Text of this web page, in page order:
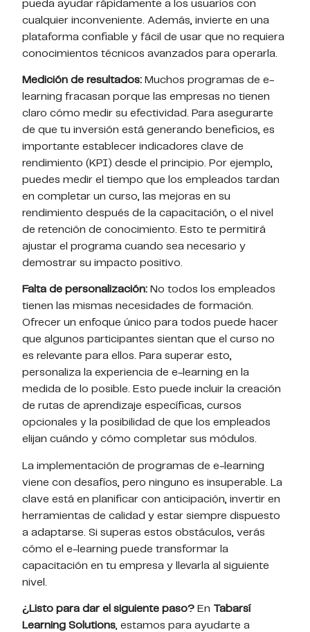
pueda ayudar rápidamente a los usuarios con
cualquier inconveniente. Además, invierte en una
plataforma confiable y fácil de usar que no requiera
conocimientos técnicos avanzados para operarla.
Medición de resultados: Muchos programas de e-
learning fracasan porque las empresas no tienen
claro cómo medir su efectividad. Para asegurarte
de que tu inversión está generando beneficios, es
importante establecer indicadores clave de
rendimiento (KPI) desde el principio. Por ejemplo,
puedes medir el tiempo que los empleados tardan
en completar un curso, las mejoras en su
rendimiento después de la capacitación, o el nivel
de retención de conocimiento. Esto te permitirá
ajustar el programa cuando sea necesario y
demostrar su impacto positivo.
Falta de personalización: No todos los empleados
tienen las mismas necesidades de formación.
Ofrecer un enfoque único para todos puede hacer
que algunos participantes sientan que el curso no
es relevante para ellos. Para superar esto,
personaliza la experiencia de e-learning en la
medida de lo posible. Esto puede incluir la creación
de rutas de aprendizaje específicas, cursos
opcionales y la posibilidad de que los empleados
elijan cuándo y cómo completar sus módulos.
La implementación de programas de e-learning
viene con desafíos, pero ninguno es insuperable. La
clave está en planificar con anticipación, invertir en
herramientas de calidad y estar siempre dispuesto
a adaptarse. Si superas estos obstáculos, verás
cómo el e-learning puede transformar la
capacitación en tu empresa y llevarla al siguiente
nivel.
¿Listo para dar el siguiente paso? En Tabarsí
Learning Solutions, estamos para ayudarte a